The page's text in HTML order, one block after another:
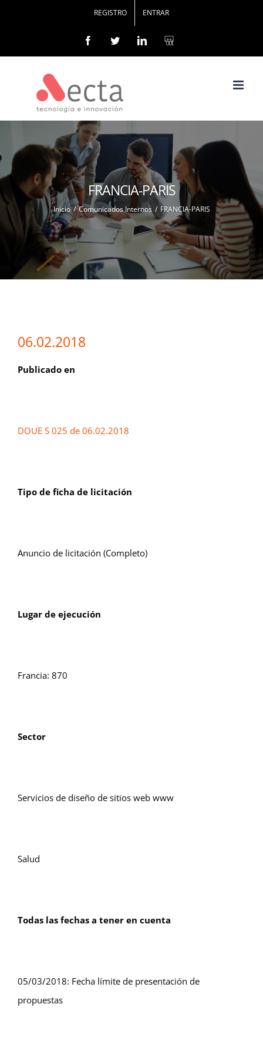
REGISTRO ENTRAR
FacebookTwitterLinkedin
FRANCIA-PARIS
Inicio / Comunicados Internos / FRANCIA-PARIS
06.02.2018
Publicado en
DOUE S 025 de 06.02.2018
Tipo de ficha de licitación
Anuncio de licitación (Completo)
Lugar de ejecución
Francia: 870
Sector
Servicios de diseño de sitios web www
Salud
Todas las fechas a tener en cuenta
05/03/2018: Fecha límite de presentación de
propuestas